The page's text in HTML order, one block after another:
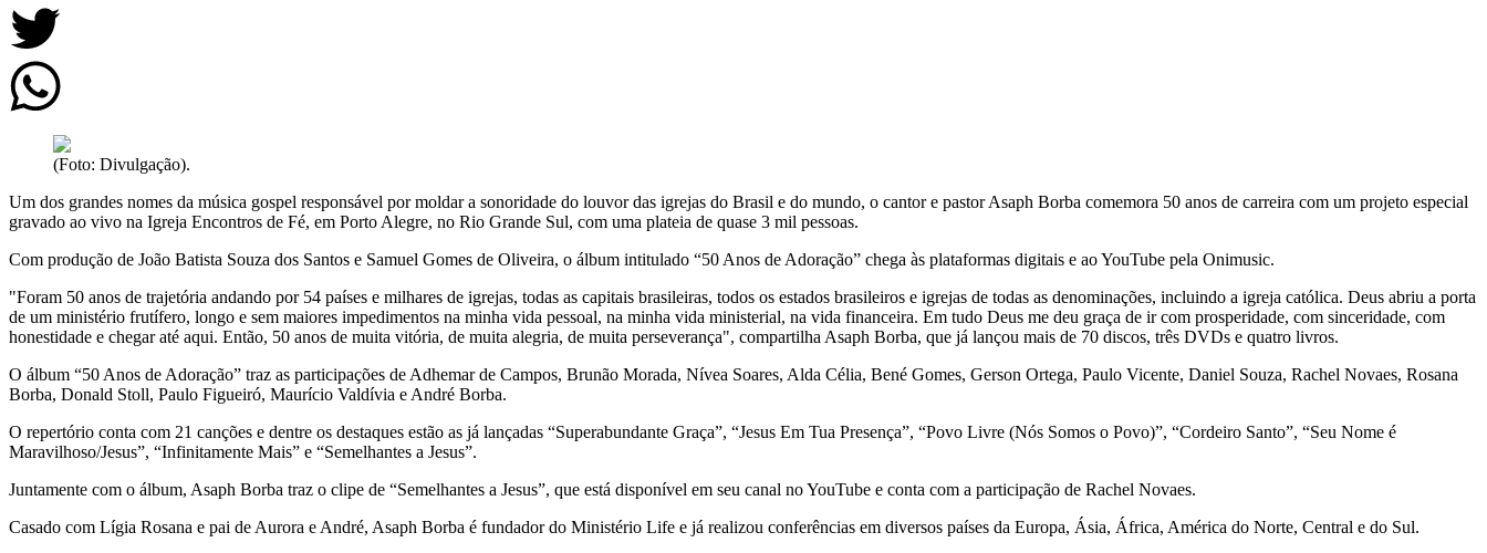
(Foto: Divulgação).
Um dos grandes nomes da música gospel responsável por moldar a sonoridade do louvor das igrejas do Brasil e do mundo, o cantor e pastor Asaph Borba comemora 50 anos de carreira com um projeto especial
gravado ao vivo na Igreja Encontros de Fé, em Porto Alegre, no Rio Grande Sul, com uma plateia de quase 3 mil pessoas.
Com produção de João Batista Souza dos Santos e Samuel Gomes de Oliveira, o álbum intitulado “50 Anos de Adoração” chega às plataformas digitais e ao YouTube pela Onimusic.
"Foram 50 anos de trajetória andando por 54 países e milhares de igrejas, todas as capitais brasileiras, todos os estados brasileiros e igrejas de todas as denominações, incluindo a igreja católica. Deus abriu a porta
de um ministério frutífero, longo e sem maiores impedimentos na minha vida pessoal, na minha vida ministerial, na vida financeira. Em tudo Deus me deu graça de ir com prosperidade, com sinceridade, com
honestidade e chegar até aqui. Então, 50 anos de muita vitória, de muita alegria, de muita perseverança", compartilha Asaph Borba, que já lançou mais de 70 discos, três DVDs e quatro livros.
O álbum “50 Anos de Adoração” traz as participações de Adhemar de Campos, Brunão Morada, Nívea Soares, Alda Célia, Bené Gomes, Gerson Ortega, Paulo Vicente, Daniel Souza, Rachel Novaes, Rosana
Borba, Donald Stoll, Paulo Figueiró, Maurício Valdívia e André Borba.
O repertório conta com 21 canções e dentre os destaques estão as já lançadas “Superabundante Graça”, “Jesus Em Tua Presença”, “Povo Livre (Nós Somos o Povo)”, “Cordeiro Santo”, “Seu Nome é
Maravilhoso/Jesus”, “Infinitamente Mais” e “Semelhantes a Jesus”.
Juntamente com o álbum, Asaph Borba traz o clipe de “Semelhantes a Jesus”, que está disponível em seu canal no YouTube e conta com a participação de Rachel Novaes.
Casado com Lígia Rosana e pai de Aurora e André, Asaph Borba é fundador do Ministério Life e já realizou conferências em diversos países da Europa, Ásia, África, América do Norte, Central e do Sul.